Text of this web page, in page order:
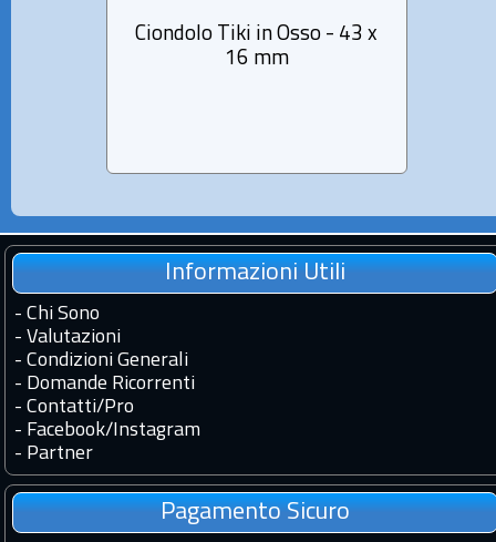
Ciondolo Tiki in Osso - 43 x
16 mm
Informazioni Utili
- Chi Sono
- Valutazioni
- Condizioni Generali
- Domande Ricorrenti
- Contatti/Pro
- Facebook/Instagram
- Partner
Pagamento Sicuro